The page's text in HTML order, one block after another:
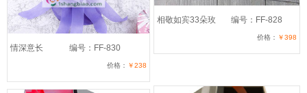
情深意长 编号：FF-830
价格： ￥238
相敬如宾33朵玫 编号：FF-828
价格： ￥398